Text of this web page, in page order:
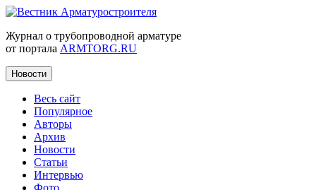
Журнал о трубопроводной арматуре
от портала ARMTORG.RU
Новости
Весь сайт
Популярное
Авторы
Архив
Новости
Статьи
Интервью
Фото